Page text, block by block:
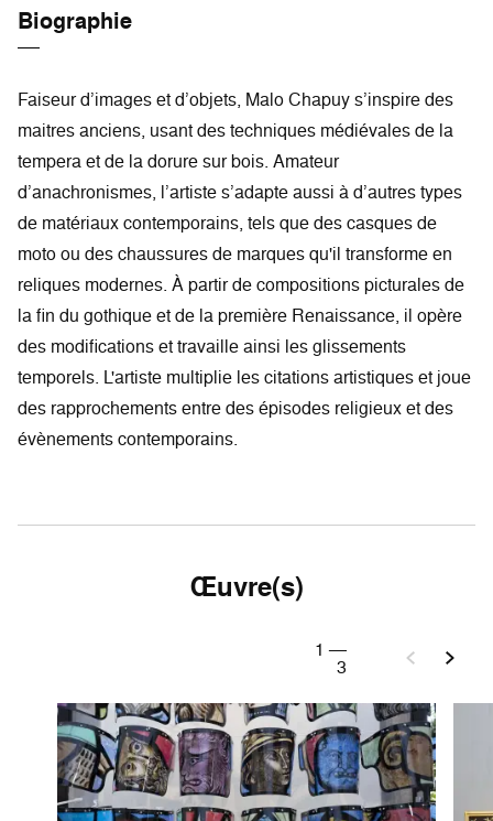
Biographie
Faiseur d’images et d’objets, Malo Chapuy s’inspire des
maitres anciens, usant des techniques médiévales de la
tempera et de la dorure sur bois. Amateur
d’anachronismes, l’artiste s’adapte aussi à d’autres types
de matériaux contemporains, tels que des casques de
moto ou des chaussures de marques qu'il transforme en
reliques modernes. À partir de compositions picturales de
la fin du gothique et de la première Renaissance, il opère
des modifications et travaille ainsi les glissements
temporels. L'artiste multiplie les citations artistiques et joue
des rapprochements entre des épisodes religieux et des
évènements contemporains.
Œuvre(s)
1 —
3